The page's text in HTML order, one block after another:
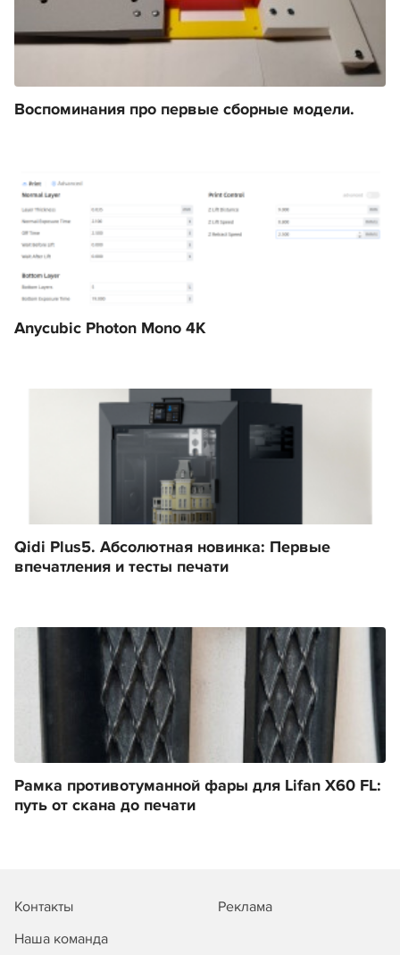
Воспоминания про первые сборные модели.
Anycubic Photon Mono 4K
Qidi Plus5. Абсолютная новинка: Первые
впечатления и тесты печати
Рамка противотуманной фары для Lifan X60 FL:
путь от скана до печати
Контакты
Реклама
Наша команда